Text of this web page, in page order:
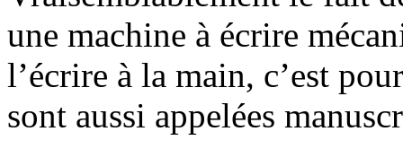
une machine à écrire
l’écrire à la main, c’est
sont aussi appelées